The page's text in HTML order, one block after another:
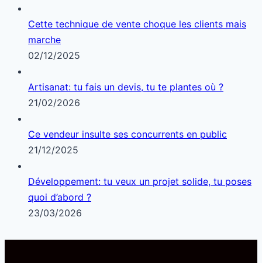
Cette technique de vente choque les clients mais
marche
02/12/2025
Artisanat: tu fais un devis, tu te plantes où ?
21/02/2026
Ce vendeur insulte ses concurrents en public
21/12/2025
Développement: tu veux un projet solide, tu poses
quoi d’abord ?
23/03/2026